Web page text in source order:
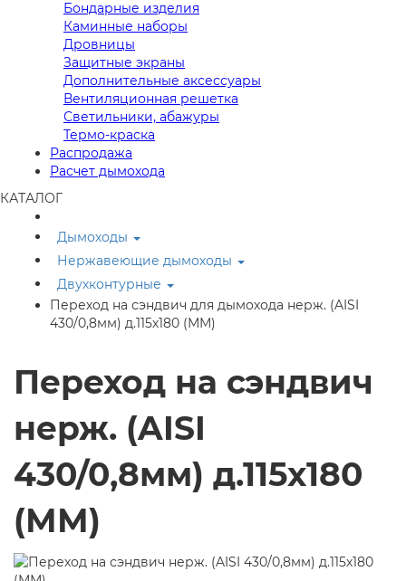
Бондарные изделия
Каминные наборы
Дровницы
Защитные экраны
Дополнительные аксессуары
Вентиляционная решетка
Светильники, абажуры
Термо-краска
Распродажа
Расчет дымохода
КАТАЛОГ
Дымоходы
Нержавеющие дымоходы
Двухконтурные
Переход на сэндвич для дымохода нерж. (AISI
430/0,8мм) д.115х180 (ММ)
Переход на сэндвич
нерж. (AISI
430/0,8мм) д.115х180
(ММ)